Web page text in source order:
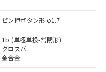
ピン押ボタン形 φ1.7
1b (単極単投-常閉形)
クロスバ
金合金